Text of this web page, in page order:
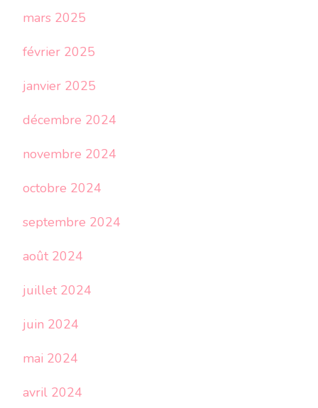
mars 2025
février 2025
janvier 2025
décembre 2024
novembre 2024
octobre 2024
septembre 2024
août 2024
juillet 2024
juin 2024
mai 2024
avril 2024